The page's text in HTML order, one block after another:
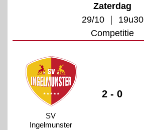
Zaterdag
29/10 ｜ 19u30
Competitie
SV
Ingelmunster
2 - 0